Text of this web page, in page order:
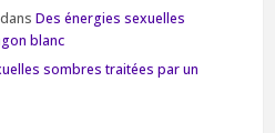
dans Des énergies sexuelles
blanc
sombres traitées par un